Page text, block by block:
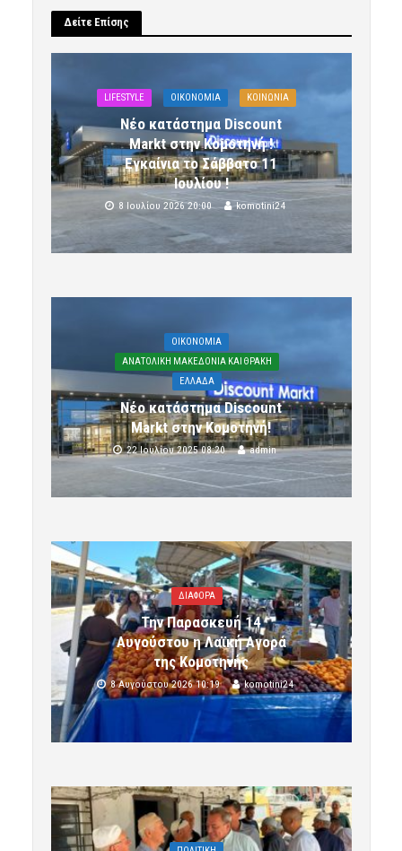
Δείτε Επίσης
LIFESTYLE OIKONOMIA ΚΟΙΝΩΝΙΑ
Νέο κατάστημα Discount
Markt στην Κομοτηνή !
Εγκαίνια το Σάββατο 11
Ιουλίου !
8 Ιουλίου 2026 20:00 komotini24
OIKONOMIA
ΑΝΑΤΟΛΙΚΗ ΜΑΚΕΔΟΝΙΑ ΚΑΙ ΘΡΑΚΗ
ΕΛΛΑΔΑ
Νέο κατάστημα Discount
Markt στην Κομοτηνή!
22 Ιουλίου 2025 08:20 admin
ΔΙΑΦΟΡΑ
Την Παρασκευή 14
Αυγούστου η Λαϊκή Αγορά
της Κομοτηνής
8 Αυγούστου 2026 10:19 komotini24